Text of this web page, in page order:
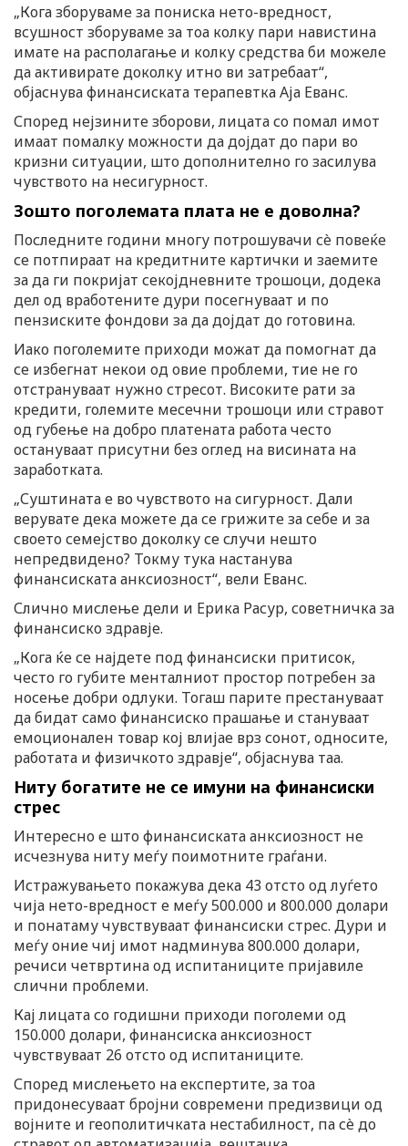
„Кога зборуваме за пониска нето-вредност,
всушност зборуваме за тоа колку пари навистина
имате на располагање и колку средства би можеле
да активирате доколку итно ви затребаат“,
објаснува финансиската терапевтка Аја Еванс.
Според нејзините зборови, лицата со помал имот
имаат помалку можности да дојдат до пари во
кризни ситуации, што дополнително го засилува
чувството на несигурност.
Зошто поголемата плата не е доволна?
Последните години многу потрошувачи сè повеќе
се потпираат на кредитните картички и заемите
за да ги покријат секојдневните трошоци, додека
дел од вработените дури посегнуваат и по
пензиските фондови за да дојдат до готовина.
Иако поголемите приходи можат да помогнат да
се избегнат некои од овие проблеми, тие не го
отстрануваат нужно стресот. Високите рати за
кредити, големите месечни трошоци или стравот
од губење на добро платената работа често
остануваат присутни без оглед на висината на
заработката.
„Суштината е во чувството на сигурност. Дали
верувате дека можете да се грижите за себе и за
своето семејство доколку се случи нешто
непредвидено? Токму тука настанува
финансиската анксиозност“, вели Еванс.
Слично мислење дели и Ерика Расур, советничка за
финансиско здравје.
„Кога ќе се најдете под финансиски притисок,
често го губите менталниот простор потребен за
носење добри одлуки. Тогаш парите престануваат
да бидат само финансиско прашање и стануваат
емоционален товар кој влијае врз сонот, односите,
работата и физичкото здравје“, објаснува таа.
Ниту богатите не се имуни на финансиски
стрес
Интересно е што финансиската анксиозност не
исчезнува ниту меѓу поимотните граѓани.
Истражувањето покажува дека 43 отсто од луѓето
чија нето-вредност е меѓу 500.000 и 800.000 долари
и понатаму чувствуваат финансиски стрес. Дури и
меѓу оние чиј имот надминува 800.000 долари,
речиси четвртина од испитаниците пријавиле
слични проблеми.
Кај лицата со годишни приходи поголеми од
150.000 долари, финансиска анксиозност
чувствуваат 26 отсто од испитаниците.
Според мислењето на експертите, за тоа
придонесуваат бројни современи предизвици од
војните и геополитичката нестабилност, па сè до